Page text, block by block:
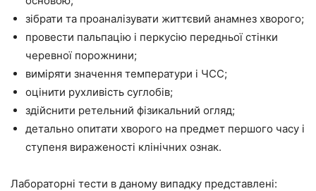
зібрати та проаналізувати життєвий анамнез хворого;
провести пальпацію і перкусію передньої стінки
черевної порожнини;
виміряти значення температури і ЧСС;
оцінити рухливість суглобів;
здійснити ретельний фізикальний огляд;
детально опитати хворого на предмет першого часу і
ступеня вираженості клінічних ознак.
Лабораторні тести в даному випадку представлені: